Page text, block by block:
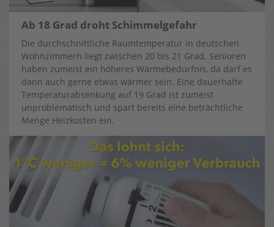
Ab 18 Grad droht Schimmelgefahr
Die durchschnittliche Raumtemperatur in deutschen
Wohnzimmern liegt zwischen 20 bis 21 Grad. Senioren
haben zumeist ein höheres Wärmebedürfnis, da darf es
dann auch gerne etwas wärmer sein. Eine dauerhafte
Temperaturabsenkung auf 19 Grad ist zumeist
unproblematisch und spart bereits eine beträchtliche
Menge Heizkosten ein.